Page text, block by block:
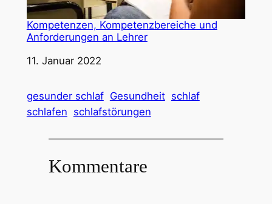
Kompetenzen, Kompetenzbereiche und
Anforderungen an Lehrer
Datum
11. Januar 2022
gesunder schlaf Gesundheit schlaf
schlafen schlafstörungen
Kommentare